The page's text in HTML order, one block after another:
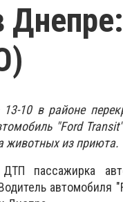
13-10 в районе
"Ford
животных из приюта.
ДТП пассажирка
автомобиля